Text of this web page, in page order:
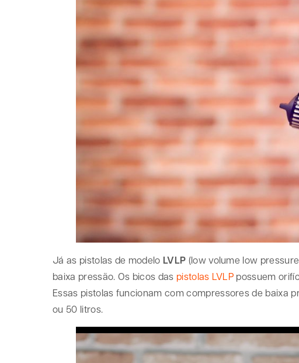
Já as pistolas de modelo LVLP (low volume low
baixa pressão. Os bicos das pistolas LVLP possuem
Essas pistolas funcionam com compressores de baixa
ou 50 litros.